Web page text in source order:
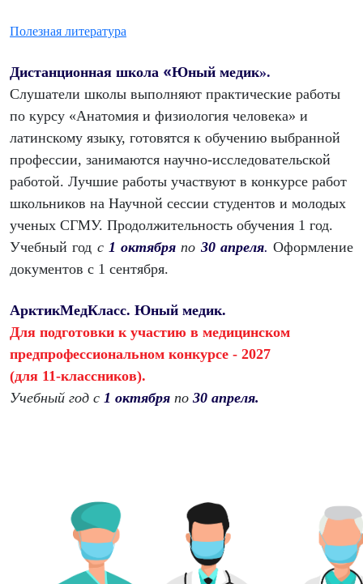
Полезная литература
Дистанционная школа «Юный медик».
Слушатели школы выполняют практические работы
по курсу «Анатомия и физиология человека» и
латинскому языку, готовятся к обучению выбранной
профессии, занимаются научно-исследовательской
работой. Лучшие работы участвуют в конкурсе работ
школьников на Научной сессии студентов и молодых
ученых СГМУ. Продолжительность обучения 1 год.
Учебный год с1 октября по 30 апреля. Оформление
документов с 1 сентября.
АрктикМедКласс. Юный медик.
Для подготовки к участию в медицинском
предпрофессиональном конкурсе - 2027
(для 11-классников).
Учебный год с 1 октября по 30 апреля.